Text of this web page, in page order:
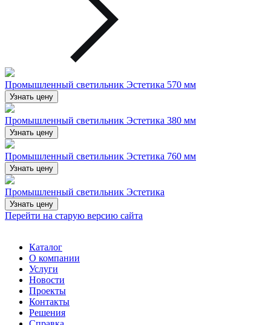
Промышленный светильник Эстетика 570 мм
Узнать цену
Промышленный светильник Эстетика 380 мм
Узнать цену
Промышленный светильник Эстетика 760 мм
Узнать цену
Промышленный светильник Эстетика
Узнать цену
Перейти на старую версию сайта
Каталог
О компании
Услуги
Новости
Проекты
Контакты
Решения